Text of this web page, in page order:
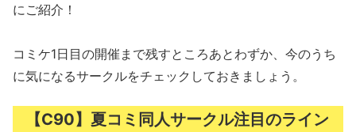
にご紹介！
コミケ1日目の開催まで残すところあとわずか、今のうち
に気になるサークルをチェックしておきましょう。
【C90】夏コミ同人サークル注目のライン